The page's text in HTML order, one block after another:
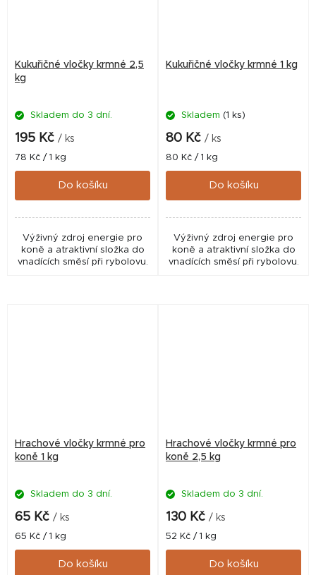
Kukuřičné vločky krmné 2,5
kg
Skladem do 3 dní.
195 Kč / ks
Měrná
cena:
78 Kč / 1 kg
Do košíku
Výživný zdroj energie pro
koně a atraktivní složka do
vnadících směsí při rybolovu.
Kukuřičné vločky krmné 1 kg
Skladem (1 ks)
80 Kč / ks
Měrná
cena:
80 Kč / 1 kg
Do košíku
Výživný zdroj energie pro
koně a atraktivní složka do
vnadících směsí při rybolovu.
Hrachové vločky krmné pro
koně 1 kg
Skladem do 3 dní.
65 Kč / ks
Měrná
cena:
65 Kč / 1 kg
Do košíku
Hrachové vločky krmné pro
koně 2,5 kg
Skladem do 3 dní.
130 Kč / ks
Měrná
cena:
52 Kč / 1 kg
Do košíku